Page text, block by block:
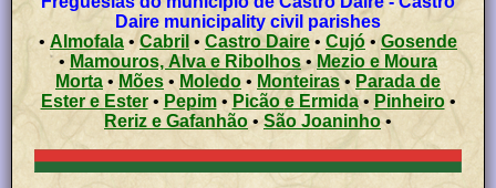
Daire municipality civil parishes
• Almofala •Cabril • Castro Daire • Cujó •Gosende
•
Mamouros, Alva e Ribolhos•Mezio e Moura
Morta • Mões • Moledo • Monteiras• Parada de
Ester e Ester• Pepim• Picão e Ermida• Pinheiro•
Reriz e Gafanhão•São Joaninho•